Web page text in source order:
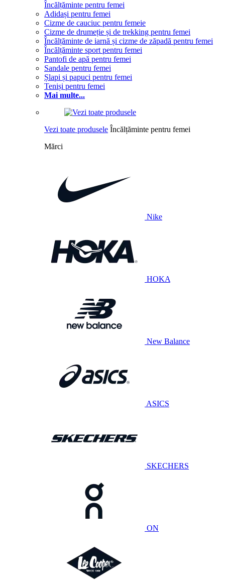
Încălțăminte pentru femei
Adidași pentru femei
Cizme de cauciuc pentru femeie
Cizme de drumeție și de trekking pentru femei
Încălțăminte de iarnă și cizme de zăpadă pentru femei
Încălțăminte sport pentru femei
Pantofi de apă pentru femei
Sandale pentru femei
Șlapi și papuci pentru femei
Teniși pentru femei
Mai multe...
Vezi toate produsele Încălțăminte pentru femei
Mărci
Nike
HOKA
New Balance
ASICS
SKECHERS
ON